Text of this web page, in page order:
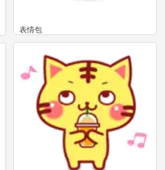
表情包
0